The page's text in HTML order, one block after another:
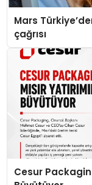
Mars
çağrısı
Cesur